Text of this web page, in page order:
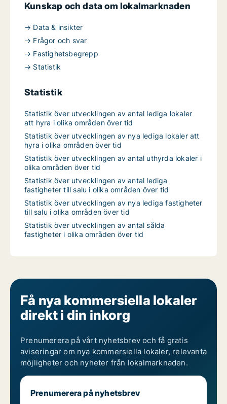
Kunskap och data om lokalmarknaden
→ Data & insikter
→ Frågor och svar
→ Fastighetsbegrepp
→ Statistik
Statistik
Statistik över utvecklingen av antal lediga lokaler
att hyra i olika områden över tid
Statistik över utvecklingen av nya lediga lokaler att
hyra i olika områden över tid
Statistik över utvecklingen av antal uthyrda lokaler i
olika områden över tid
Statistik över utvecklingen av antal lediga
fastigheter till salu i olika områden över tid
Statistik över utvecklingen av nya lediga fastigheter
till salu i olika områden över tid
Statistik över utvecklingen av antal sålda
fastigheter i olika områden över tid
Få nya kommersiella lokaler
direkt i din inkorg
Prenumerera på vårt nyhetsbrev och få gratis
aviseringar om nya kommersiella lokaler, relevanta
möjligheter och nyheter från lokalmarknaden.
Prenumerera på nyhetsbrev